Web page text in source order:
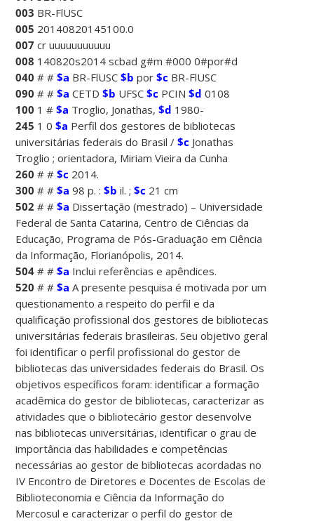
003 BR-FlUSC
005 20140820145100.0
007 cr uuuuuuuuuuu
008 140820s2014 scbad g#m #000 0#por#d
040 # #$a BR-FlUSC$b por$c BR-FlUSC
090 # #$a CETD$b UFSC$c PCIN$d 0108
100 1 #$a Troglio, Jonathas,$d 1980-
245 1 0$a Perfil dos gestores de bibliotecas
universitárias federais do Brasil /$c Jonathas
Troglio ; orientadora, Miriam Vieira da Cunha
260 # #$c 2014.
300 # #$a 98 p. :$b il. ;$c 21 cm
502 # #$a Dissertação (mestrado) – Universidade
Federal de Santa Catarina, Centro de Ciências da
Educação, Programa de Pós-Graduação em Ciência
da Informação, Florianópolis, 2014.
504 # #$a Inclui referências e apêndices.
520 # #$a A presente pesquisa é motivada por um
questionamento a respeito do perfil e da
qualificação profissional dos gestores de bibliotecas
universitárias federais brasileiras. Seu objetivo geral
foi identificar o perfil profissional do gestor de
bibliotecas das universidades federais do Brasil. Os
objetivos específicos foram: identificar a formação
acadêmica do gestor de bibliotecas, caracterizar as
atividades que o bibliotecário gestor desenvolve
nas bibliotecas universitárias, identificar o grau de
importância das habilidades e competências
necessárias ao gestor de bibliotecas acordadas no
IV Encontro de Diretores e Docentes de Escolas de
Biblioteconomia e Ciência da Informação do
Mercosul e caracterizar o perfil do gestor de